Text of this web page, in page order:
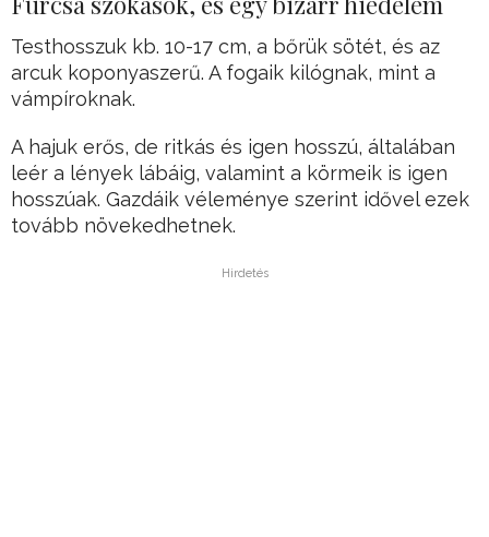
Testhosszuk kb. 10-17 cm, a bőrük sötét, és az
arcuk koponyaszerű. A fogaik kilógnak, mint a
vámpíroknak.
A hajuk erős, de ritkás és igen hosszú, általában
leér a lények lábáig, valamint a körmeik is igen
hosszúak. Gazdáik véleménye szerint idővel ezek
tovább növekedhetnek.
Hirdetés